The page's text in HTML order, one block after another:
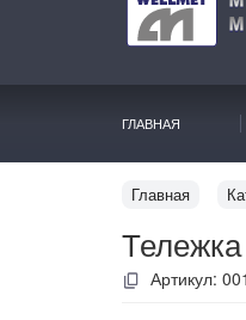
ГЛАВНАЯ
Главная
Артикул: